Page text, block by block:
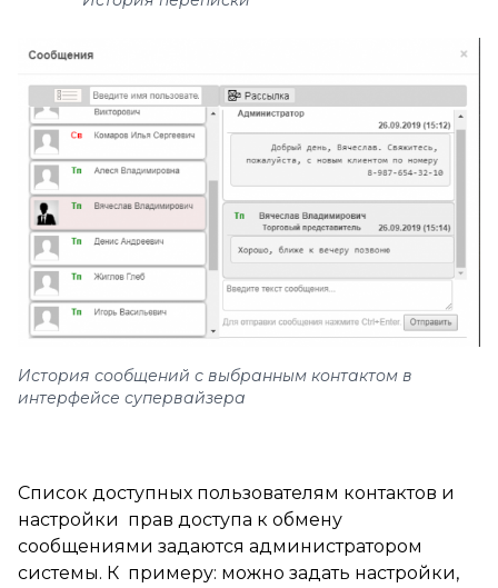
История сообщений с выбранным контактом в
интерфейсе супервайзера
Список доступных пользователям контактов и
настройки прав доступа к обмену
сообщениями задаются администратором
системы. К примеру: можно задать настройки,